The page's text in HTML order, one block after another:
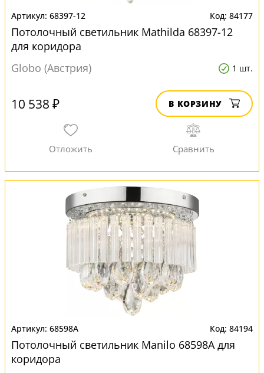
68397-12 84177
Потолочный светильник Mathilda 68397-12
для коридора
Globo (Австрия)
1 шт.
10 538 ₽ В КОРЗИНУ
68598A 84194
Потолочный светильник Manilo 68598A для
коридора